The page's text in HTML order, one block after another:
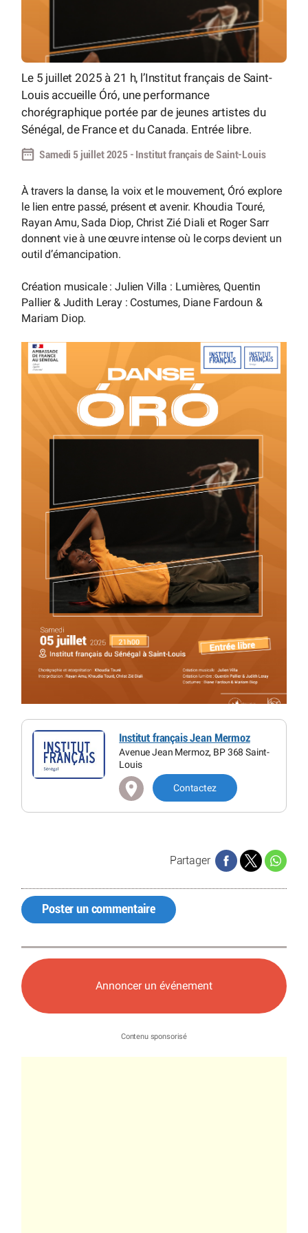
Le 5 juillet 2025 à 21 h, l’Institut français de Saint-
Louis accueille Óró, une performance
chorégraphique portée par de jeunes artistes du
Sénégal, de France et du Canada. Entrée libre.
Samedi 5 juillet 2025 - Institut français de Saint-Louis
À travers la danse, la voix et le mouvement, Óró explore
le lien entre passé, présent et avenir. Khoudia Touré,
Rayan Amu, Sada Diop, Christ Zié Diali et Roger Sarr
donnent vie à une œuvre intense où le corps devient un
outil d’émancipation.
Création musicale : Julien Villa : Lumières, Quentin
Pallier & Judith Leray : Costumes, Diane Fardoun &
Mariam Diop.
Institut français Jean Mermoz
Avenue Jean Mermoz, BP 368 Saint-
Louis
Contactez
Partager
Poster un commentaire
Annoncer un événement